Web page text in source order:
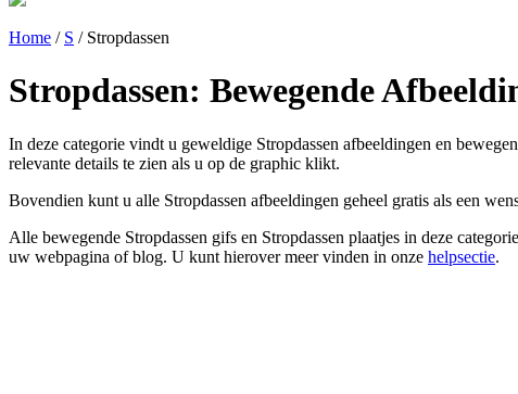
Home / S / Stropdassen
Stropdassen: Bewegende
In deze categorie vindt u geweldige Stropdassen afbeeldingen en
relevante details te zien als u op de graphic klikt.
Bovendien kunt u alle Stropdassen afbeeldingen geheel gratis als een
Alle bewegende Stropdassen gifs en Stropdassen plaatjes in deze
uw webpagina of blog. U kunt hierover meer vinden in onze helpsectie.